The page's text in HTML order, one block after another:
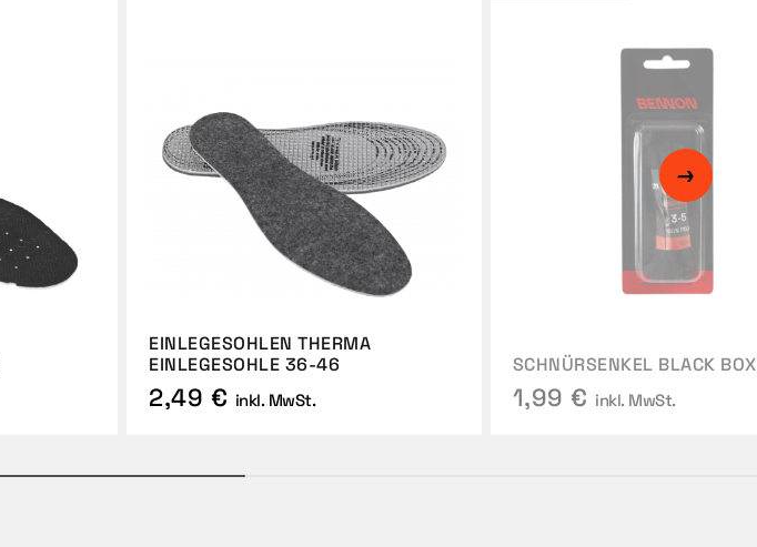
EINLEGESOHLEN THERMA
EINLEGESOHLE 36-46
2,49 € inkl. MwSt.
SCHNÜRSENKEL BLACK
1,99 € inkl. MwSt.